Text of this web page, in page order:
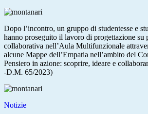
Dopo l’incontro, un gruppo di studentesse e
hanno proseguito il lavoro di progettazione su
collaborativa nell’Aula Multifunzionale
alcune Mappe dell’Empatia nell’ambito del
Pensiero in azione: scoprire, ideare e
-D.M. 65/2023)
Notizie